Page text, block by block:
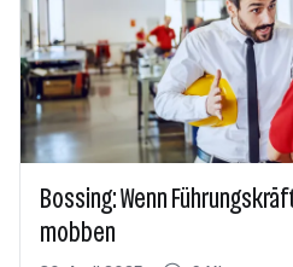
Bossing: Wenn
mobben